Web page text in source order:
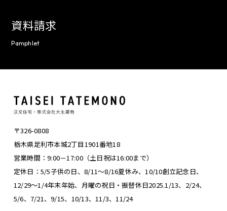
資料請求
Pamphlet
〒326-0808
栃木県足利市本城2丁目1901番地18
営業時間：9:00－17:00（土日祝は16:00まで）
定休日：5/5子供の日、8/11～8/16夏休み、10/10創立記念日、
12/29～1/4年末年始、 月曜の祝日・振替休日2025.1/13、2/24、
5/6、7/21、9/15、10/13、11/3、11/24